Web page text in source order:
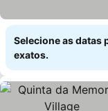
Selecione as datas
exatos.